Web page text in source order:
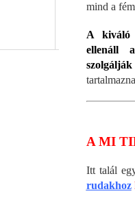
mind a
A kiváló
ellenáll
A MI
Itt talál
rudakhoz